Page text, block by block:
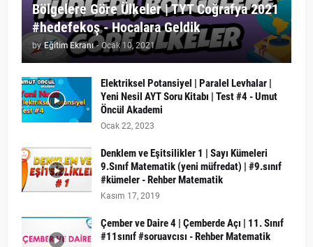
Bölgelere Göre Ülkeler | TYT Coğrafya 2021
#hedefekoş - Hocalara Geldik
by Eğitim Ekranı - Ocak 10, 2021
Elektriksel Potansiyel | Paralel Levhalar |
Yeni Nesil AYT Soru Kitabı | Test #4 - Umut
Öncül Akademi
Ocak 22, 2023
Denklem ve Eşitsilikler 1 | Sayı Kümeleri
9.Sınıf Matematik (yeni müfredat) | #9.sınıf
#kümeler - Rehber Matematik
Kasım 17, 2019
Çember ve Daire 4 | Çemberde Açı | 11. Sınıf
#11sınıf #soruavcısı - Rehber Matematik